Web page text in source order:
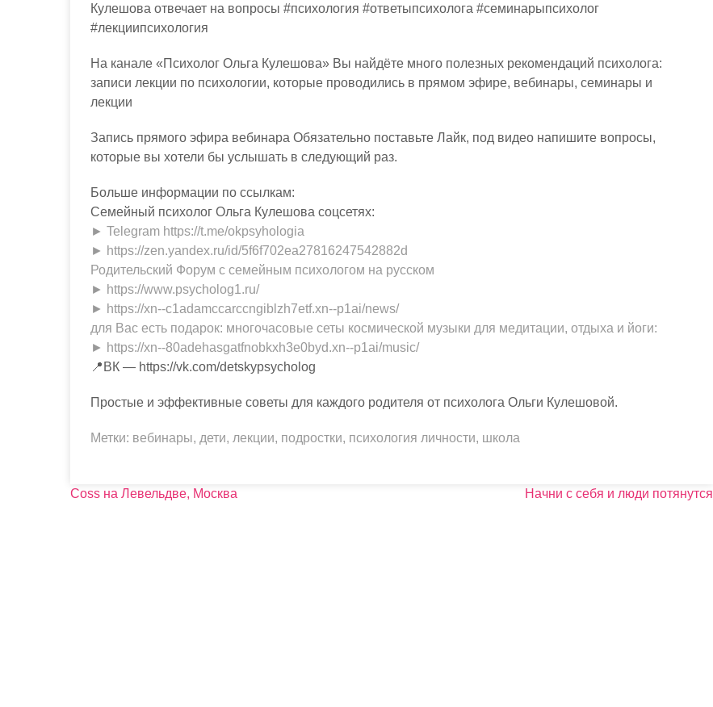
Кулешова отвечает на вопросы #психология #ответыпсихолога #семинарыпсихолог
#лекциипсихология
На канале «Психолог Ольга Кулешова» Вы найдёте много полезных рекомендаций психолога:
записи лекции по психологии, которые проводились в прямом эфире, вебинары, семинары и
лекции
Запись прямого эфира вебинара Обязательно поставьте Лайк, под видео напишите вопросы,
которые вы хотели бы услышать в следующий раз.
Больше информации по ссылкам:
Семейный психолог Ольга Кулешова соцсетях:
► Telegram https://t.me/okpsyhologia
► https://zen.yandex.ru/id/5f6f702ea27816247542882d
Родительский Форум с семейным психологом на русском
► https://www.psycholog1.ru/
► https://xn--c1adamccarccngiblzh7etf.xn--p1ai/news/
для Вас есть подарок: многочасовые сеты космической музыки для медитации, отдыха и йоги:
► https://xn--80adehasgatfnobkxh3e0byd.xn--p1ai/music/
📍ВК — https://vk.com/detskypsycholog
Простые и эффективные советы для каждого родителя от психолога Ольги Кулешовой.
Метки: вебинары, дети, лекции, подростки, психология личности, школа
Н
Coss на Левельдве, Москва Начни с себя и люди потянутся